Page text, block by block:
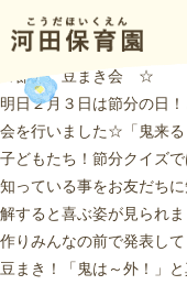
☆節分 豆まき会 ☆
明日２月３日は節分の日
会を行いました☆「鬼来
子どもたち！節分クイズ
知っている事をお友だち
解すると喜ぶ姿が見られ
作りみんなの前で発表し
豆まき！「鬼は～外！」